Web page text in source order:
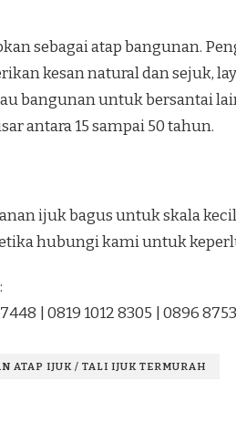
sebagai atap bangunan.
kesan natural dan sejuk,
bangunan untuk bersantai
antara 15 sampai 50 tahun.
ijuk bagus untuk skala
hubungi kami untuk
| 0819 1012 8305 | 0896
ATAP IJUK / TALI IJUK TERMURAH